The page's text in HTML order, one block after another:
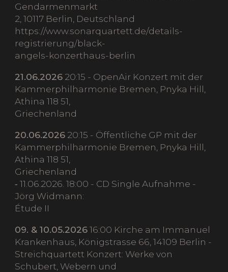
Gendarmenmarkt
2, 10117 Berlin, Deutschland
https://www.sonarquartett.de/details-
registrierung/black-
angels-konzerthaus-berlin
21.06.2026 20:15 - OpenAir Konzert mit der
Kammerphilharmonie Bremen, Pnyka Hill,
Athina 118 51,
Griechenland
20.06.2026 20:15 - Öffentliche GP mit der
Kammerphilharmonie Bremen, Pnyka Hill,
Athina 118 51,
Griechenland
⁃ 11.06.2026. 18:00 - CD Single Aufnahme -
Jörg Widmann:
Étude II
09. & 10.05.202616:00 Kirche am Immanuel
Krankenhaus, Königstrasse 66, 14109 Berlin -
Streichquartett Konzert: Werke von
Schubert, Webern und